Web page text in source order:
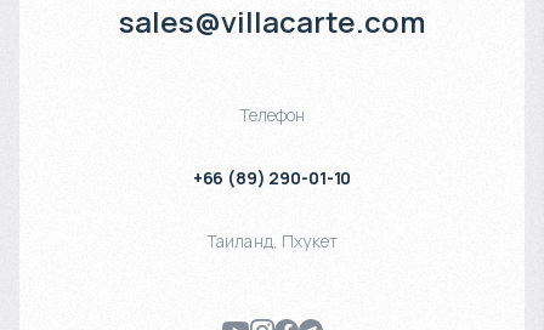
sales@villacarte.com
Телефон
+66 (89) 290-01-10
Таиланд, Пхукет